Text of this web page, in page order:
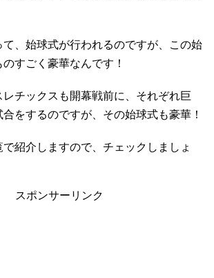
、始球式が行われるのですが、この始
すごく豪華なんです！
チックスも開幕戦前に、それぞれ巨
をするのですが、その始球式も豪華！
紹介しますので、チェックしましょ
スポンサーリンク